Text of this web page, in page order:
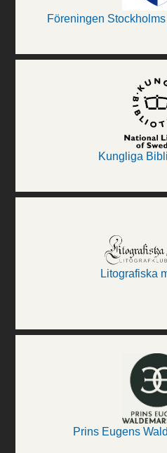
Föreningen
Kungliga
Litografiska
Prins Eugens